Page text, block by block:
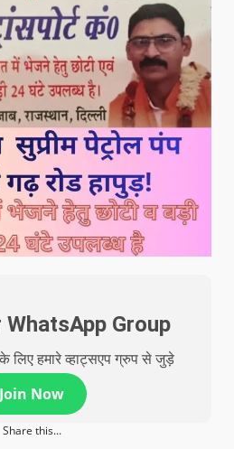
WhatsApp Group
लिए हमारे व्हाट्सएप ग्रुप से जुड़े
Join Now
Share this...